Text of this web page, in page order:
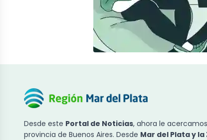
Desde este Portal de Noticias, ahora le
provincia de Buenos Aires. Desde Mar del Plata y la